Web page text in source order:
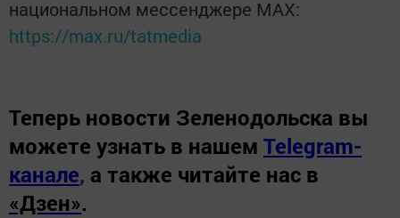
национальном мессенджере MАХ:
https://max.ru/tatmedia
Теперь новости Зеленодольска вы
можете узнать в нашем Telegram-
канале, а также читайте нас в
«Дзен».